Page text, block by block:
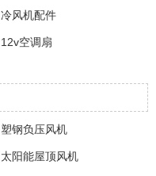
冷风机配件
12v空调扇
塑钢负压风机
太阳能屋顶风机